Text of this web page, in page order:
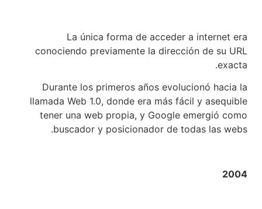
La única forma de acceder a internet era
conociendo previamente la dirección de su URL
exacta.
Durante los primeros años evolucionó hacia la
llamada Web 1.0, donde era más fácil y asequible
tener una web propia, y Google emergió como
buscador y posicionador de todas las webs.
2004